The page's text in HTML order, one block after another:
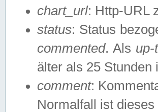
chart_url: Http-URL
status: Status
commented. Als up-
älter als 25 Stunden
comment:
Normalfall ist dieses